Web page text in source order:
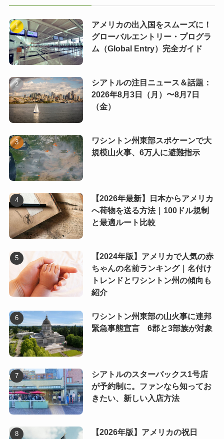
アメリカの出入国をスムーズに！
グローバルエントリー・プログラ
ム（Global Entry）完全ガイド
シアトルの注目ニュース＆話題：
2026年8月3日（月）〜8月7日
（金）
ワシントン州東部スポケーンで大
規模山火事、6万人に避難指示
【2026年最新】日本からアメリカ
へ荷物を送る方法｜100ドル規制
と最適ルート比較
【2024年版】アメリカで人気の赤
ちゃんの名前ランキング｜名付け
トレンドとワシントン州の傾向も
紹介
ワシントン州東部の山火事に連邦
緊急事態宣言 6郡と3部族が対象
シアトルのスターバックス1号店
が予約制に。ファンなら知ってお
きたい、新しい入店方法
【2026年版】アメリカの祝日